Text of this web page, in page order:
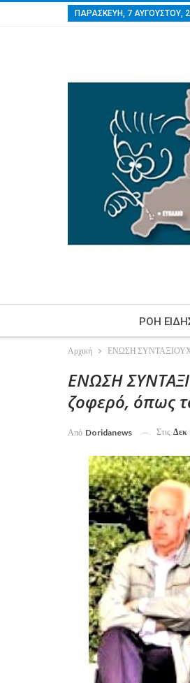
ΠΑΡΑΣΚΕΥΉ, 7 ΑΥΓΟΎΣΤΟΥ,
ΡΟΗ
Αρχική ΕΝΩΣΗ ΣΥΝΤΑΞΙΟΥΧΩΝ
ΕΝΩΣΗ
ζοφερό, όπως
Από Doridanews Στις Δεκ